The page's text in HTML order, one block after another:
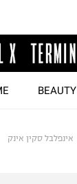
BEAUTY
אינפלבל סקין אינק